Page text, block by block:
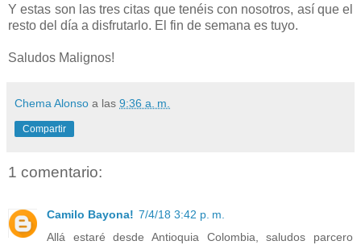
Y estas son las tres citas que tenéis con nosotros, así que el
resto del día a disfrutarlo. El fin de semana es tuyo.
Saludos Malignos!
Chema Alonso a las 9:36 a. m.
Compartir
1 comentario:
Camilo Bayona! 7/4/18 3:42 p. m.
Allá estaré desde Antioquia Colombia, saludos parcero